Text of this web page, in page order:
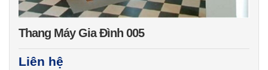
Thang Máy Gia Đình 005
Liên hệ